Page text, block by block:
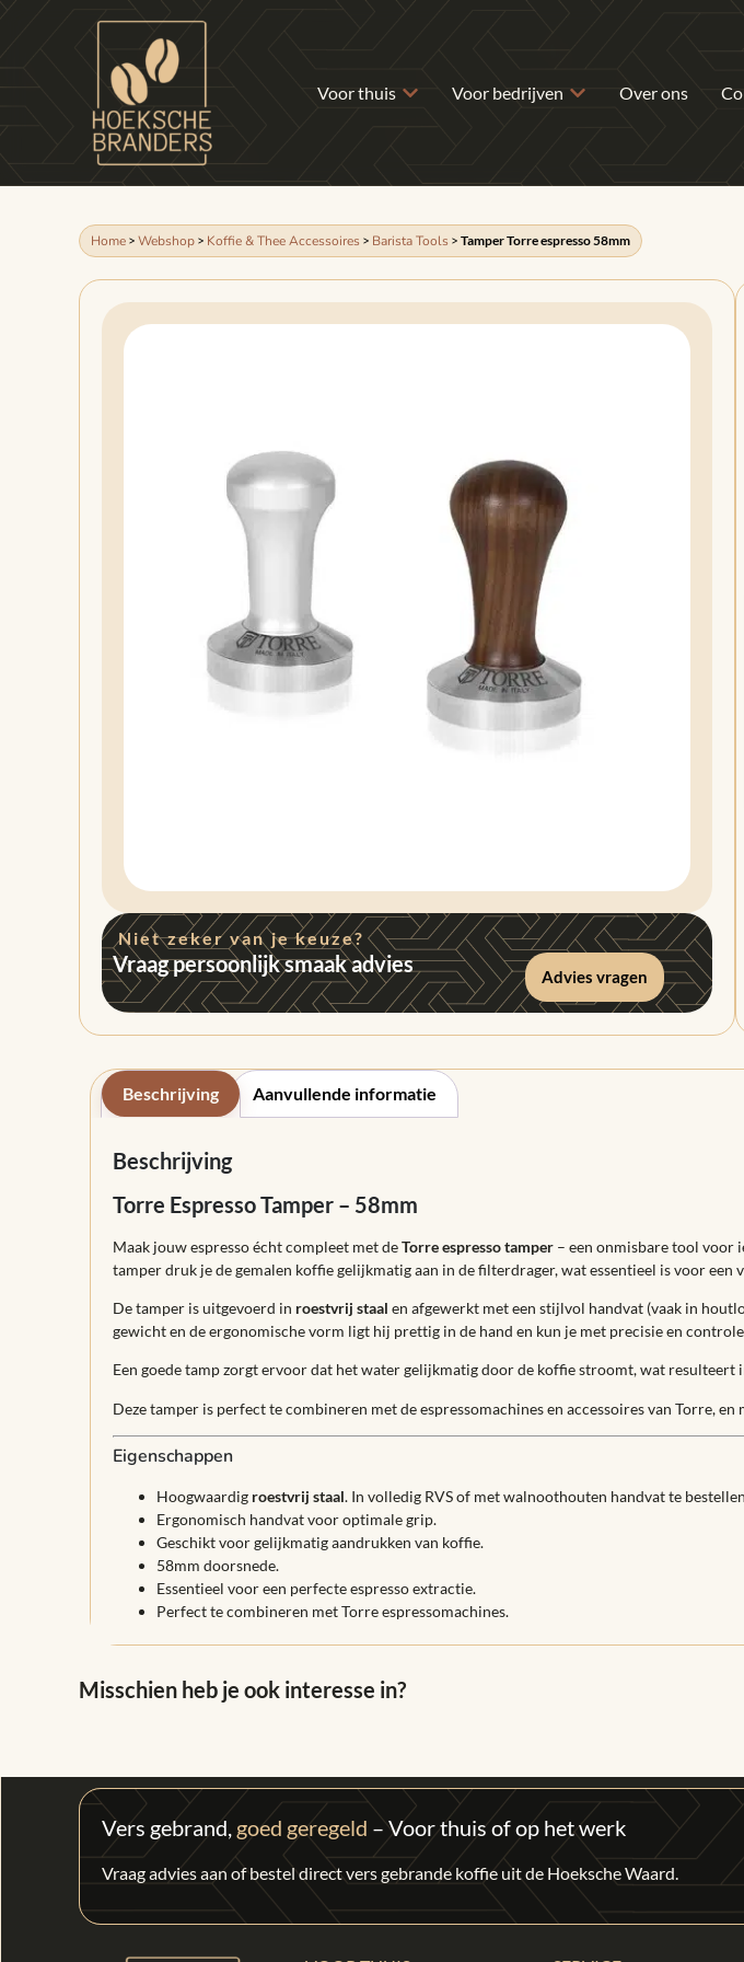
Voor thuis Voor bedrijven Over ons
Home > Webshop > Koffie & Thee Accessoires > Barista Tools > Tamper Torre espresso 58mm
Niet zeker van je keuze?
Vraag persoonlijk smaak advies Advies vragen
Beschrijving Aanvullende informatie
Beschrijving
Torre Espresso Tamper – 58mm
Maak jouw espresso écht compleet met deTorre espresso tamper – een onmisbare tool voor
tamper druk je de gemalen koffie gelijkmatig aan in de filterdrager, wat essentieel is voor
De tamper is uitgevoerd in roestvrij staal en afgewerkt met een stijlvol handvat (vaak in
gewicht en de ergonomische vorm ligt hij prettig in de hand en kun je met precisie en
Een goede tamp zorgt ervoor dat het water gelijkmatig door de koffie stroomt, wat resulteert
Deze tamper is perfect te combineren met de espressomachines en accessoires van Torre,
Eigenschappen
Hoogwaardig roestvrij staal. In volledig RVS of met walnoothouten handvat te
Ergonomisch handvat voor optimale grip.
Geschikt voor gelijkmatig aandrukken van koffie.
58mm doorsnede.
Essentieel voor een perfecte espresso extractie.
Perfect te combineren met Torre espressomachines.
Misschien heb je ook interesse in?
Vers gebrand, goed geregeld – Voor thuis of op het werk
Vraag advies aan of bestel direct vers gebrande koffie uit de Hoeksche Waard.